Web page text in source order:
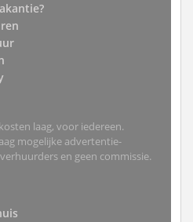
laag, voor iedereen.
mogelijke advertentie-
en geen commissie.